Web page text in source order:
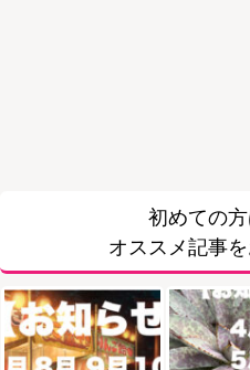
初めての
オススメ記事